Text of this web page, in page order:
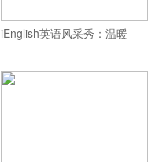
iEnglish英语风采秀：温暖